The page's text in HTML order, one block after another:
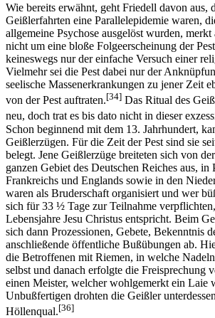
Wie bereits erwähnt, geht Friedell davon aus,
Geißlerfahrten eine Parallelepidemie waren,
allgemeine Psychose ausgelöst wurden, merkt
nicht um eine bloße Folgeerscheinung der
keineswegs nur der einfache Versuch einer
Vielmehr sei die Pest dabei nur der
seelische Massenerkrankungen zu jener Zeit
von der Pest auftraten.[34] Das Ritual des
neu, doch trat es bis dato nicht in dieser
Schon beginnend mit dem 13. Jahrhundert,
Geißlerzügen. Für die Zeit der Pest sind sie
belegt. Jene Geißlerzüge breiteten sich von
ganzen Gebiet des Deutschen Reiches aus, in
Frankreichs und Englands sowie in den
waren als Bruderschaft organisiert und wer
sich für 33 ½ Tage zur Teilnahme
Lebensjahre Jesu Christus entspricht. Beim
sich dann Prozessionen, Gebete, Bekenntnis
anschließende öffentliche Bußübungen ab.
die Betroffenen mit Riemen, in welche
selbst und danach erfolgte die Freisprechung
einen Meister, welcher wohlgemerkt ein Laie
Unbußfertigen drohten die Geißler
Höllenqual.[36]